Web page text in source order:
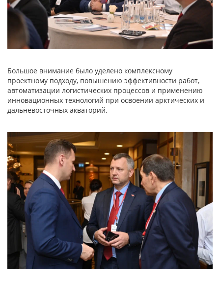
Большое внимание было уделено комплексному
проектному подходу, повышению эффективности работ,
автоматизации логистических процессов и применению
инновационных технологий при освоении арктических и
дальневосточных акваторий.